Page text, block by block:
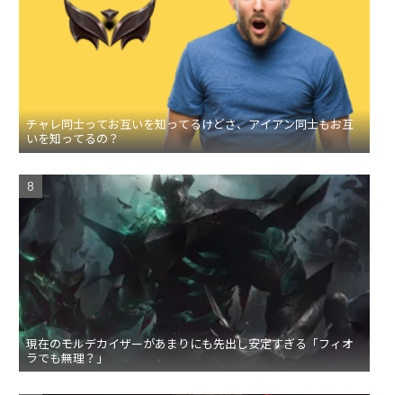
チャレ同士ってお互いを知ってるけどさ、アイアン同士もお互
いを知ってるの？
現在のモルデカイザーがあまりにも先出し安定すぎる「フィオ
ラでも無理？」